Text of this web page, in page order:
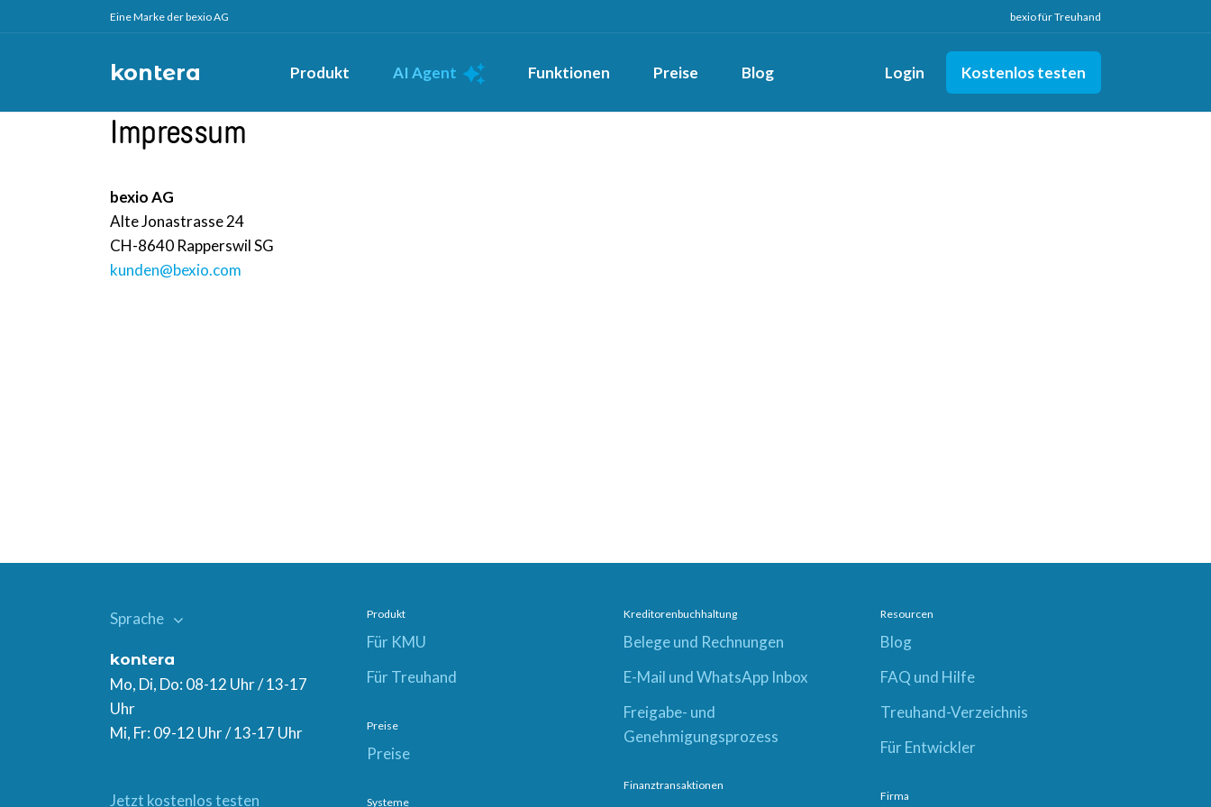
Eine Marke der bexio AG bexio für Treuhand
kontera Produkt AI Agent Funktionen Preise Blog Login Kostenlos testen
Impressum
bexio AG
Alte Jonastrasse 24
CH-8640 Rapperswil SG
kunden@bexio.com
Sprache
kontera
Mo, Di, Do: 08-12 Uhr / 13-17
Uhr
Mi, Fr: 09-12 Uhr / 13-17 Uhr
Jetzt kostenlos testen
Produkt
Für KMU
Für Treuhand
Preise
Preise
Systeme
Kreditorenbuchhaltung
Belege und Rechnungen
E-Mail und WhatsApp Inbox
Freigabe- und
Genehmigungsprozess
Finanztransaktionen
Resourcen
Blog
FAQ und Hilfe
Treuhand-Verzeichnis
Für Entwickler
Firma